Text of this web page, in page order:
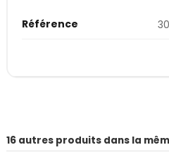
Référence
16 autres produits dans la